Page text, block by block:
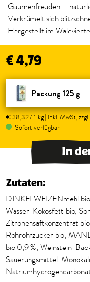
Gaumenfreuden –
Verkrümelt sich
Hergestellt im
€ 4,79
Packung 125 g
€ 38,32 / 1 kg | inkl. MwSt, zzgl.
Sofort verfügbar
In
Zutaten:
DINKELWEIZENmehl
Wasser, Kokosfett bio,
Zitronensaftkonzentrat
Rohrohrzucker bio,
bio 0,9 %, Weinstein-
Säuerungsmittel: